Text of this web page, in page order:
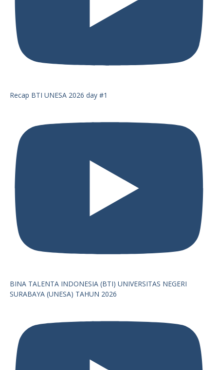
Recap BTI UNESA 2026 day #1
BINA TALENTA INDONESIA (BTI) UNIVERSITAS NEGERI
SURABAYA (UNESA) TAHUN 2026